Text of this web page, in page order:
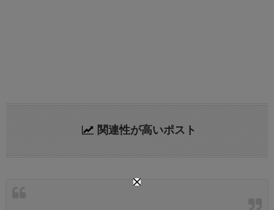
関連性が高いポスト